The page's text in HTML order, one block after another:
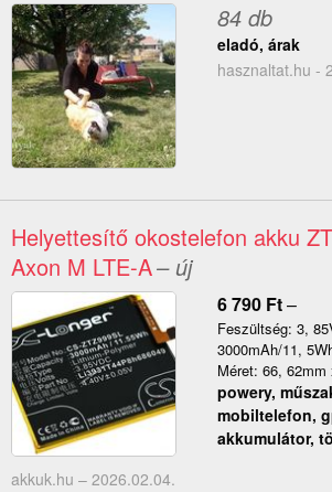
84 db
eladó, árak
hasznaltat.hu -
Helyettesítő okostelefon akku
Axon M LTE-A– új
6 790 Ft–
Feszültség: 3,
3000mAh/11,
Méret: 66,
powery,
mobiltelefon,
akkumulátor,
akkuk.hu – 2026.02.04.